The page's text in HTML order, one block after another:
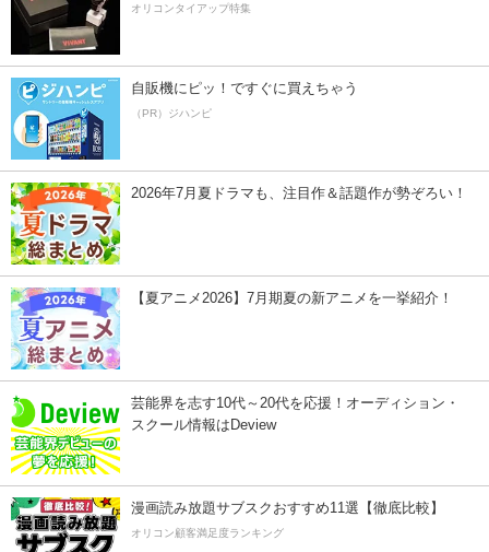
オリコンタイアップ特集
自販機にピッ！ですぐに買えちゃう
（PR）ジハンピ
2026年7月夏ドラマも、注目作＆話題作が勢ぞろい！
【夏アニメ2026】7月期夏の新アニメを一挙紹介！
芸能界を志す10代～20代を応援！オーディション・
スクール情報はDeview
漫画読み放題サブスクおすすめ11選【徹底比較】
オリコン顧客満足度ランキング